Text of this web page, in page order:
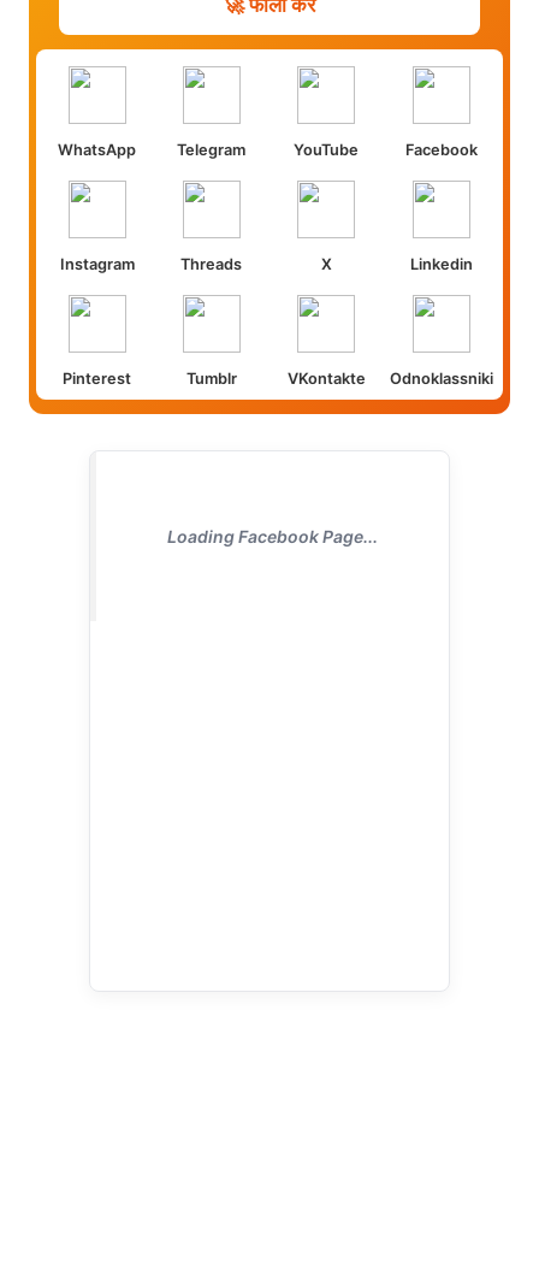
WhatsApp Telegram YouTube Facebook
Instagram Threads X Linkedin
Pinterest Tumblr VKontakte Odnoklassniki
Loading Facebook Page...